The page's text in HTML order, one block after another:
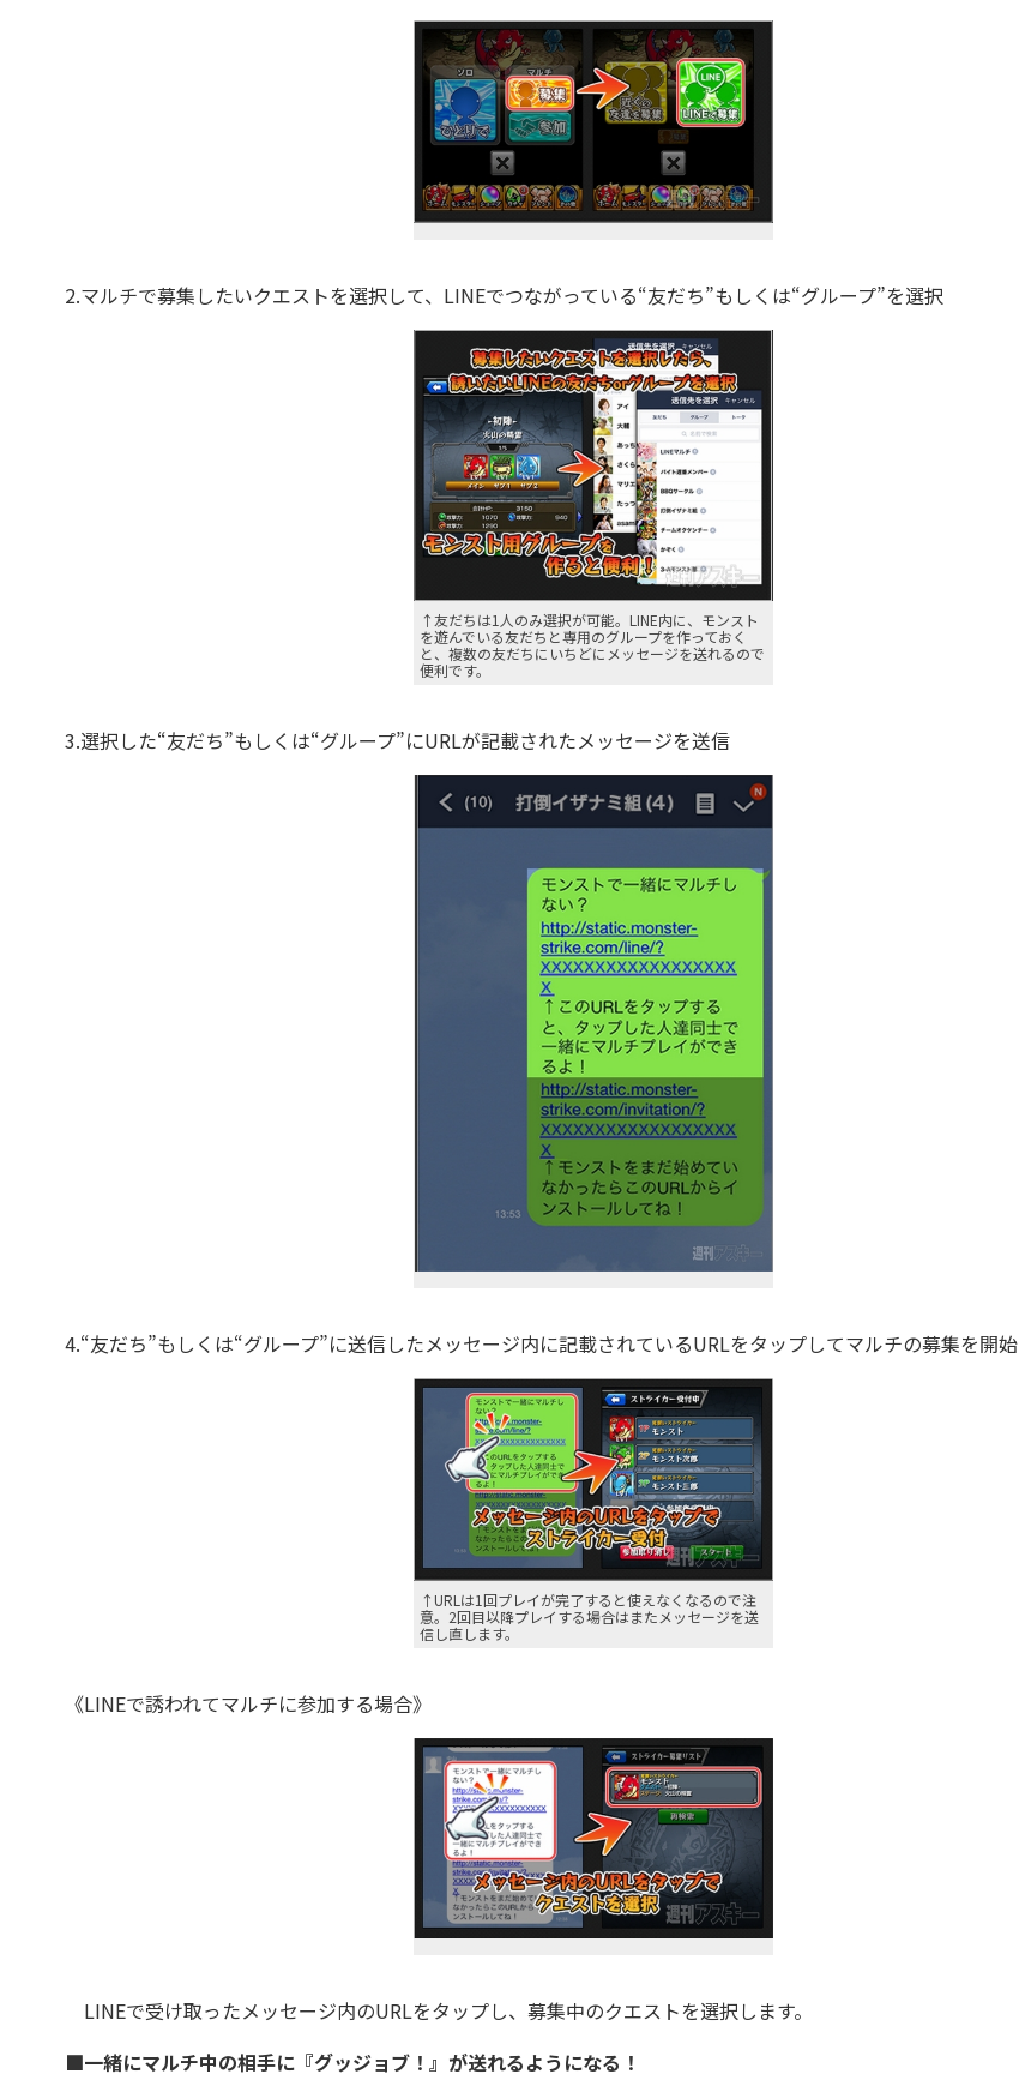
2.マルチで募集したいクエストを選択して、LINEでつながっている“友だち”もしくは“グループ”を選択
↑友だちは1人のみ選択が可能。LINE内に、モンスト
を遊んでいる友だちと専用のグループを作っておく
と、複数の友だちにいちどにメッセージを送れるので
便利です。
3.選択した“友だち”もしくは“グループ”にURLが記載されたメッセージを送信
4.“友だち”もしくは“グループ”に送信したメッセージ内に記載されているURLをタップしてマルチの募集を開始
↑URLは1回プレイが完了すると使えなくなるので注
意。2回目以降プレイする場合はまたメッセージを送
信し直します。
《LINEで誘われてマルチに参加する場合》
LINEで受け取ったメッセージ内のURLをタップし、募集中のクエストを選択します。
■一緒にマルチ中の相手に『グッジョブ！』が送れるようになる！